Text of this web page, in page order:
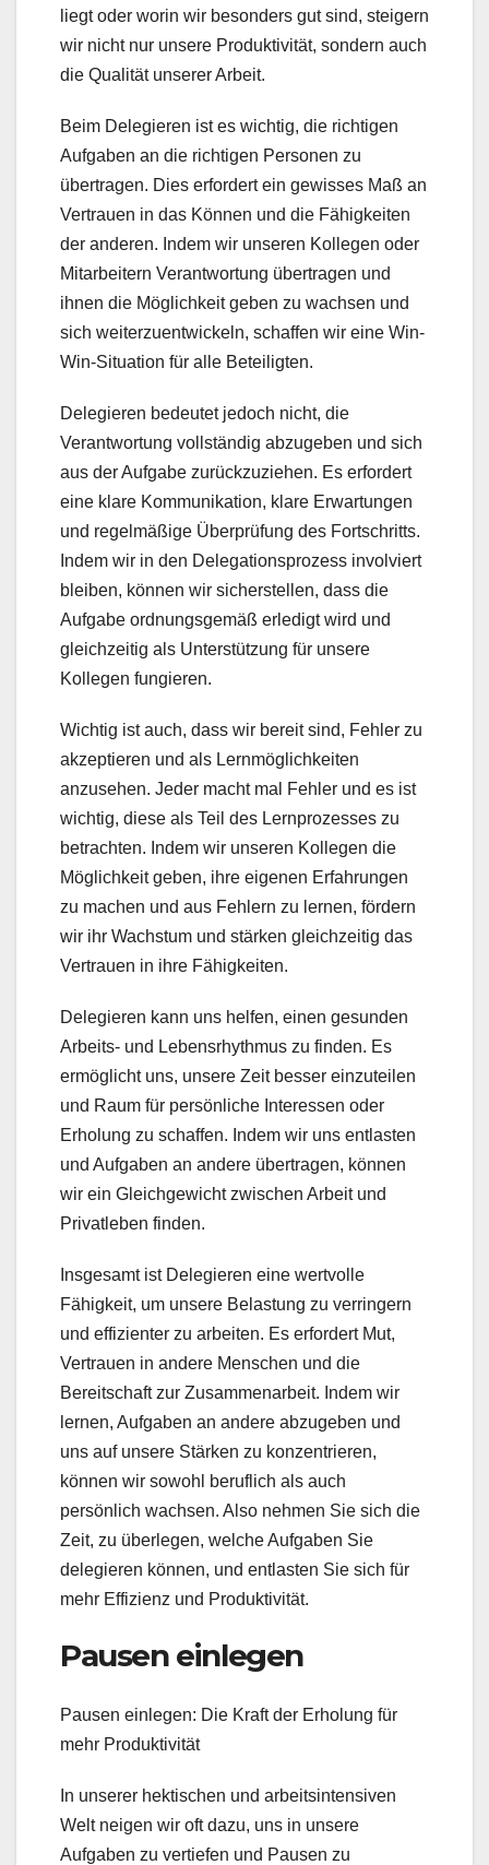
liegt oder worin wir besonders gut sind, steigern
wir nicht nur unsere Produktivität, sondern auch
die Qualität unserer Arbeit.
Beim Delegieren ist es wichtig, die richtigen
Aufgaben an die richtigen Personen zu
übertragen. Dies erfordert ein gewisses Maß an
Vertrauen in das Können und die Fähigkeiten
der anderen. Indem wir unseren Kollegen oder
Mitarbeitern Verantwortung übertragen und
ihnen die Möglichkeit geben zu wachsen und
sich weiterzuentwickeln, schaffen wir eine Win-
Win-Situation für alle Beteiligten.
Delegieren bedeutet jedoch nicht, die
Verantwortung vollständig abzugeben und sich
aus der Aufgabe zurückzuziehen. Es erfordert
eine klare Kommunikation, klare Erwartungen
und regelmäßige Überprüfung des Fortschritts.
Indem wir in den Delegationsprozess involviert
bleiben, können wir sicherstellen, dass die
Aufgabe ordnungsgemäß erledigt wird und
gleichzeitig als Unterstützung für unsere
Kollegen fungieren.
Wichtig ist auch, dass wir bereit sind, Fehler zu
akzeptieren und als Lernmöglichkeiten
anzusehen. Jeder macht mal Fehler und es ist
wichtig, diese als Teil des Lernprozesses zu
betrachten. Indem wir unseren Kollegen die
Möglichkeit geben, ihre eigenen Erfahrungen
zu machen und aus Fehlern zu lernen, fördern
wir ihr Wachstum und stärken gleichzeitig das
Vertrauen in ihre Fähigkeiten.
Delegieren kann uns helfen, einen gesunden
Arbeits- und Lebensrhythmus zu finden. Es
ermöglicht uns, unsere Zeit besser einzuteilen
und Raum für persönliche Interessen oder
Erholung zu schaffen. Indem wir uns entlasten
und Aufgaben an andere übertragen, können
wir ein Gleichgewicht zwischen Arbeit und
Privatleben finden.
Insgesamt ist Delegieren eine wertvolle
Fähigkeit, um unsere Belastung zu verringern
und effizienter zu arbeiten. Es erfordert Mut,
Vertrauen in andere Menschen und die
Bereitschaft zur Zusammenarbeit. Indem wir
lernen, Aufgaben an andere abzugeben und
uns auf unsere Stärken zu konzentrieren,
können wir sowohl beruflich als auch
persönlich wachsen. Also nehmen Sie sich die
Zeit, zu überlegen, welche Aufgaben Sie
delegieren können, und entlasten Sie sich für
mehr Effizienz und Produktivität.
Pausen einlegen
Pausen einlegen: Die Kraft der Erholung für
mehr Produktivität
In unserer hektischen und arbeitsintensiven
Welt neigen wir oft dazu, uns in unsere
Aufgaben zu vertiefen und Pausen zu